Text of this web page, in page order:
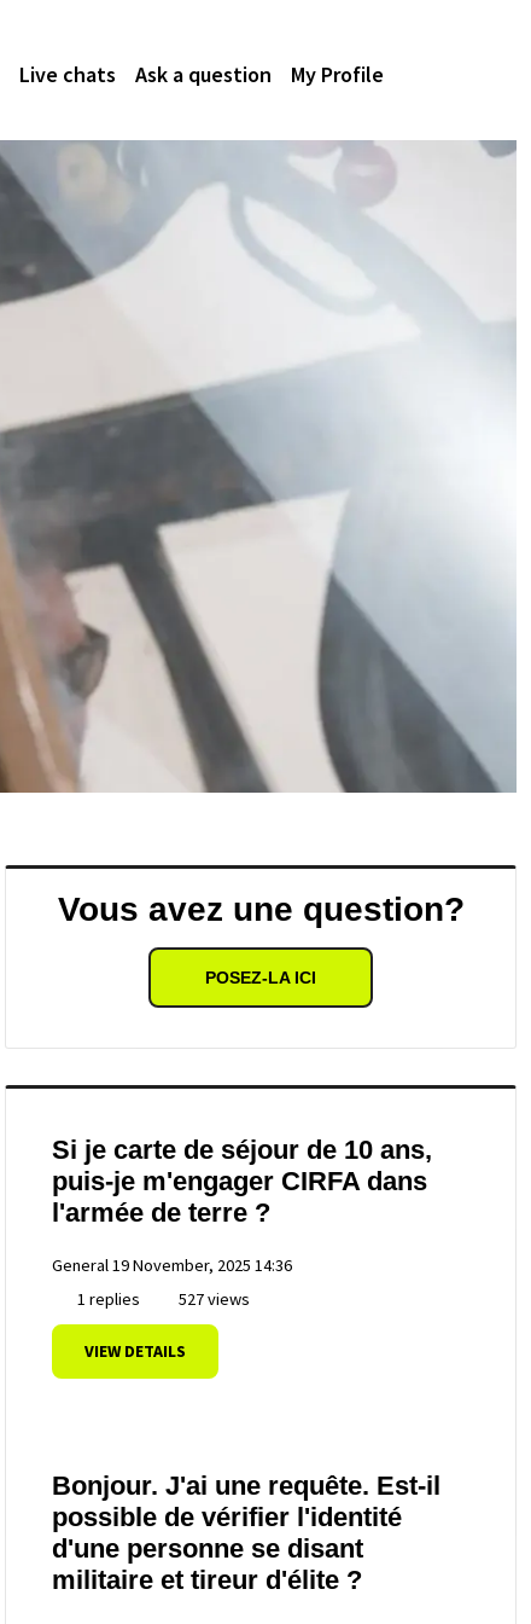
Live chats Ask a question My Profile
Vous avez une question?
POSEZ-LA ICI
Si je carte de séjour de 10 ans,
puis-je m'engager CIRFA dans
l'armée de terre ?
General19 November, 2025 14:36
1 replies
527 views
VIEW DETAILS
Bonjour. J'ai une requête. Est-il
possible de vérifier l'identité
d'une personne se disant
militaire et tireur d'élite ?